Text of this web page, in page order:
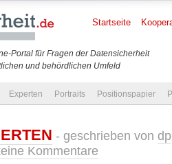
Portal für Fragen der Datensicherheit
und behördlichen Umfeld
Startseite
Experten Portraits Positionspapier
- geschrieben von dp
Kommentare